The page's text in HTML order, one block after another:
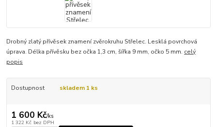
Drobný zlatý přívěsek znamení zvěrokruhu Střelec. Lesklá povrchová
úprava. Délka přívěsku bez očka 1,3 cm, šířka 9 mm, očko 5 mm. celý
popis
Dostupnost skladem 1 ks
1 600 Kč/ks
1 322 Kč bez DPH